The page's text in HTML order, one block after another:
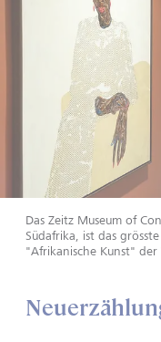
Das Zeitz Museum of
Südafrika, ist das
"Afrikanische Kunst" der